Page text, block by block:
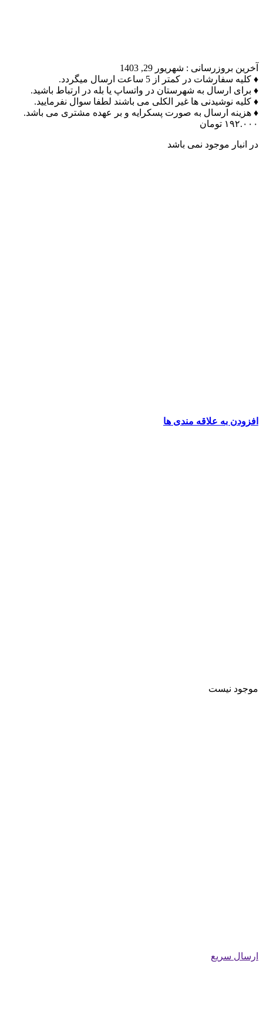
آخرین بروزرسانی : شهریور 29, 1403
♦ کلیه سفارشات در کمتر از 5 ساعت ارسال میگردد.
♦ برای ارسال به شهرستان در واتساپ یا بله در ارتباط باشید.
♦ کلیه نوشیدنی ها غیر الکلی می باشند لطفا سوال نفرمایید.
♦ هزینه ارسال به صورت پسکرایه و بر عهده مشتری می باشد.
۱۹۲.۰۰۰ تومان
در انبار موجود نمی باشد
افزودن به علاقه مندی ها
موجود نیست
ارسال سریع